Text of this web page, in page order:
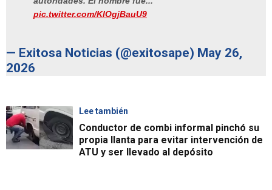
pic.twitter.com/KlOgjBauU9
— Exitosa Noticias (@exitosape) May 26,
2026
Lee también
Conductor de combi informal pinchó su
propia llanta para evitar intervención de
ATU y ser llevado al depósito